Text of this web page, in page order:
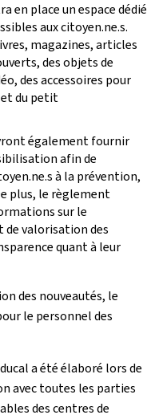
en place un espace dédié
aux citoyen.ne.s.
magazines, articles
des objets de
des accessoires pour
du petit
également fournir
afin de
à la prévention,
plus, le règlement
sur le
valorisation des
quant à leur
des nouveautés, le
le personnel des
a été élaboré lors de
avec toutes les parties
des centres de